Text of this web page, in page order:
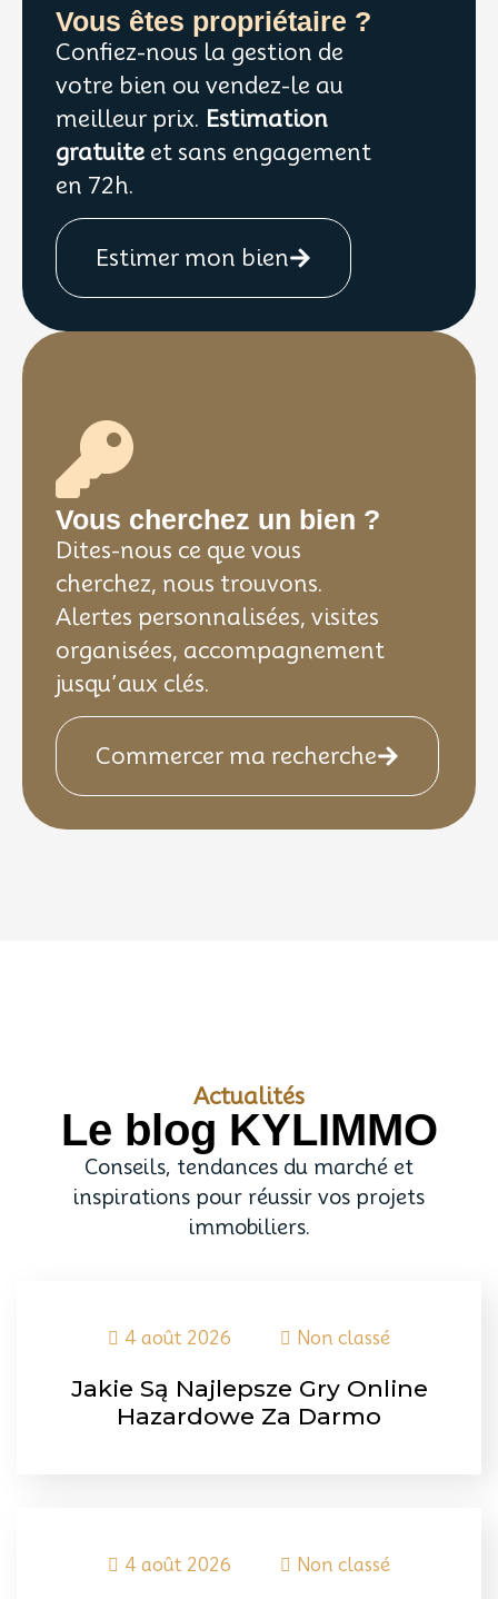
Vous êtes propriétaire ?
Confiez-nous la gestion de
votre bien ou vendez-le au
meilleur prix. Estimation
gratuite et sans engagement
en 72h.
Estimer mon bien
Vous cherchez un bien ?
Dites-nous ce que vous
cherchez, nous trouvons.
Alertes personnalisées, visites
organisées, accompagnement
jusqu’aux clés.
Commercer ma recherche
Actualités
Le blog KYLIMMO
Conseils, tendances du marché et
inspirations pour réussir vos projets
immobiliers.
4 août 2026 Non classé
Jakie Są Najlepsze Gry Online
Hazardowe Za Darmo
4 août 2026 Non classé